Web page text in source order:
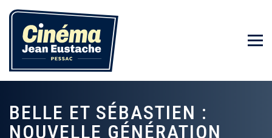
BELLE ET SÉBASTIEN :
NOUVELLE GÉNÉRATION